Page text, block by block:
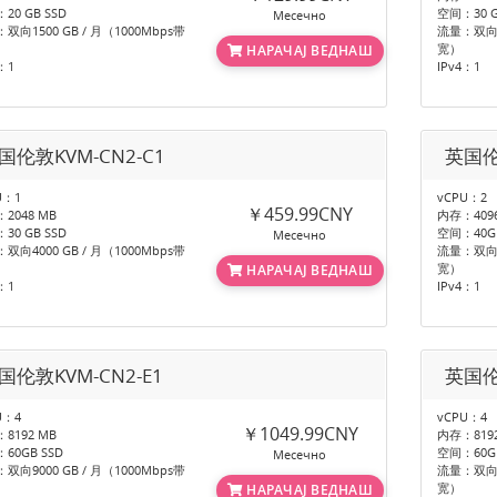
20 GB SSD
双向1500 GB / 月（1000Mbps带
1
Месечно
НАРАЧАЈ ВЕДНАШ
空间：30
流量：双
宽）
IPv4：1
伦敦KVM-CN2-C1
1
2048 MB
30 GB SSD
双向4000 GB / 月（1000Mbps带
1
￥459.99CNY
Месечно
НАРАЧАЈ ВЕДНАШ
英国
vCPU：2
内存：
空间：
流量：双
宽）
IPv4：1
伦敦KVM-CN2-E1
4
8192 MB
60GB SSD
双向9000 GB / 月（1000Mbps带
￥1049.99CNY
Месечно
НАРАЧАЈ ВЕДНАШ
英国
vCPU：4
内存：
空间：
流量：双
宽）